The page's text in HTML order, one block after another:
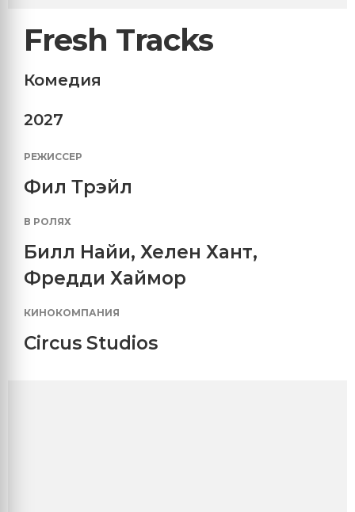
Fresh Tracks
Комедия
2027
РЕЖИССЕР
Фил Трэйл
В РОЛЯХ
Билл Найи, Хелен Хант,
Фредди Хаймор
КИНОКОМПАНИЯ
Circus Studios